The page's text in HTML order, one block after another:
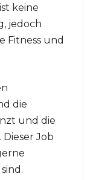
keine
jedoch
Fitness und
die
und die
Job